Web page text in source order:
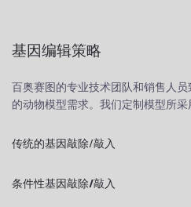
基因编辑策略
百奥赛图的专业技术团队和销售人
的动物模型需求。我们定制模型所采
传统的基因敲除/敲入 ​
条件性基因敲除/敲入